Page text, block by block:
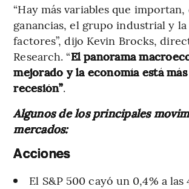
“Hay más variables que
ganancias, el grupo industrial y
factores”, dijo Kevin Brocks,
Research. “El panorama
mejorado y la economía está
recesión”.
Algunos de los principales
mercados:
Acciones
El S&P 500 cayó un 0,4% a las